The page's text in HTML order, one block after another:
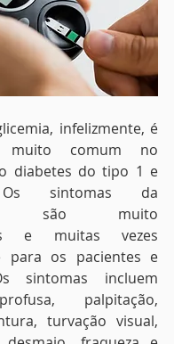
infelizmente, é
muito comum no
diabetes do tipo 1 e
sintomas da
são muito
e muitas vezes
para os pacientes e
sintomas incluem
palpitação,
turvação visual,